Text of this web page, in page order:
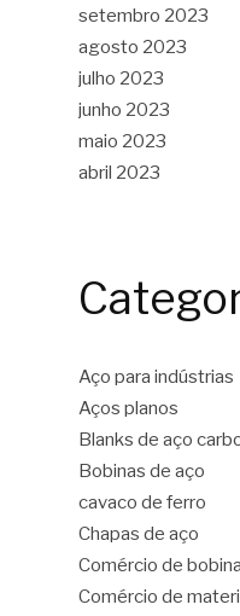
setembro 2023
agosto 2023
julho 2023
junho 2023
maio 2023
abril 2023
Aço para indústrias
Aços planos
Blanks de aço
Bobinas de aço
cavaco de ferro
Chapas de aço
Comércio de
Comércio de